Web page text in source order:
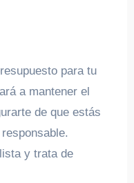
para tu
a mantener el
de que estás
y trata de